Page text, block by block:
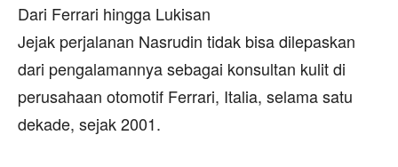
Dari Ferrari hingga Lukisan
Jejak perjalanan Nasrudin tidak bisa dilepaskan
dari pengalamannya sebagai konsultan kulit di
perusahaan otomotif Ferrari, Italia, selama satu
dekade, sejak 2001.